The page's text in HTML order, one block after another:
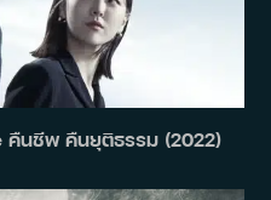
คืนชีพ คืนยุติธรรม (2022)